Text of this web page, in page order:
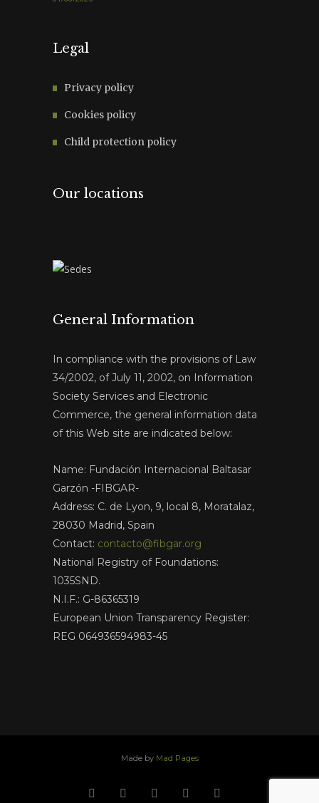
Legal
Privacy policy
Cookies policy
Child protection policy
Our locations
General Information
In compliance with the provisions of Law
34/2002, of July 11, 2002, on Information
Society Services and Electronic
Commerce, the general information data
of this Web site are indicated below:
Name: Fundación Internacional Baltasar
Garzón -FIBGAR-
Address: C. de Lyon, 9, local 8, Moratalaz,
28030 Madrid, Spain
Contact: contacto@fibgar.org
National Registry of Foundations:
1035SND.
N.I.F.: G-86365319
European Union Transparency Register:
REG 064936594983-45
Made by Mad Pages
facebookyoutube instagramlinkedin